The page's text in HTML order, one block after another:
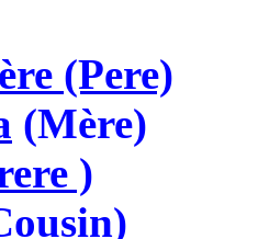
(Pere)
(Mère)
)